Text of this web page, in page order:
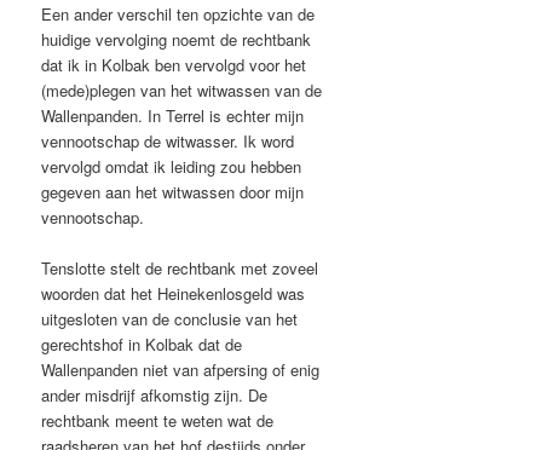
Een ander verschil ten opzichte van de
huidige vervolging noemt de rechtbank
dat ik in Kolbak ben vervolgd voor het
(mede)plegen van het witwassen van de
Wallenpanden. In Terrel is echter mijn
vennootschap de witwasser. Ik word
vervolgd omdat ik leiding zou hebben
gegeven aan het witwassen door mijn
vennootschap.
Tenslotte stelt de rechtbank met zoveel
woorden dat het Heinekenlosgeld was
uitgesloten van de conclusie van het
gerechtshof in Kolbak dat de
Wallenpanden niet van afpersing of enig
ander misdrijf afkomstig zijn. De
rechtbank meent te weten wat de